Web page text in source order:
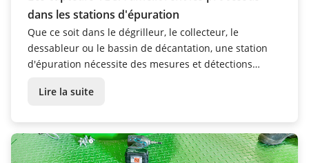
dans les stations d'épuration
Que ce soit dans le dégrilleur, le collecteur, le
dessableur ou le bassin de décantation, une station
d'épuration nécessite des mesures et détections
belge du Brabant wallon, différents capteurs VEGA
Lire la suite